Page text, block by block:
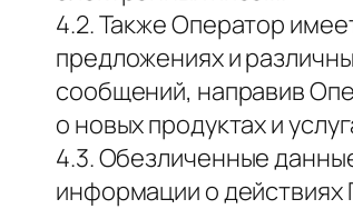
4.2. Также Оператор
предложениях и
сообщений, направив
о новых продуктах и
4.3. Обезличенные
информации о действиях